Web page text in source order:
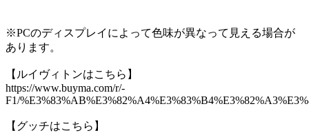
※PCのディスプレイによって色味が異なって見える場合が
あります。
【ルイヴィトンはこちら】
https://www.buyma.com/r/-
F1/
【グッチはこちら】